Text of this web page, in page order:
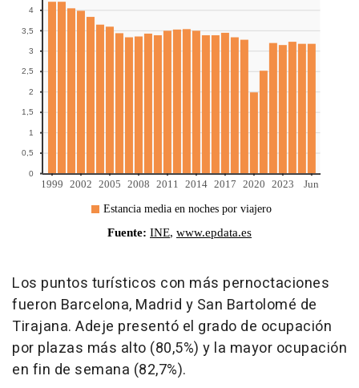
Los puntos turísticos con más pernoctaciones
fueron Barcelona, Madrid y San Bartolomé de
Tirajana. Adeje presentó el grado de ocupación
por plazas más alto (80,5%) y la mayor ocupación
en fin de semana (82,7%).